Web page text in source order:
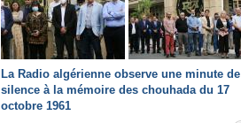
La Radio algérienne observe une minute de
silence à la mémoire des chouhada du 17
octobre 1961